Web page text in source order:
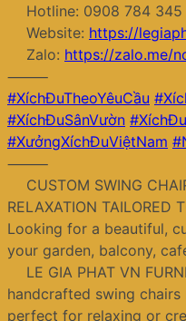
Hotline: 0908 784 345
Website: https://
Zalo: https://zalo.me/
⸻
#XíchĐuTheoYêuCầu
#XíchĐuSânVườn
#XưởngXíchĐuViệtNam
⸻
CUSTOM SWING
RELAXATION TAILORED
Looking for a beautiful,
your garden, balcony,
LE GIA PHAT VN
handcrafted swing
perfect for relaxing or